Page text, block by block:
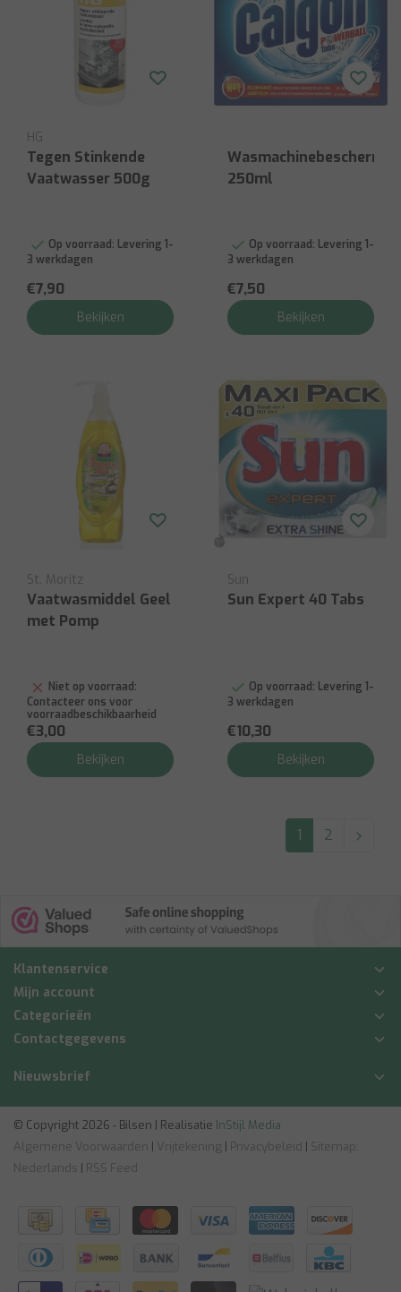
HG
Tegen Stinkende
Vaatwasser 500g
Op voorraad: Levering 1-
3 werkdagen
€7,90
Bekijken
250ml
Op voorraad: Levering 1-
3 werkdagen
€7,50
Bekijken
St. Moritz
Vaatwasmiddel Geel
met Pomp
Niet op voorraad:
Contacteer ons voor
voorraadbeschikbaarheid
€3,00
Bekijken
Sun
Sun Expert 40 Tabs
Op voorraad: Levering 1-
3 werkdagen
€10,30
Bekijken
1 2
Klantenservice
Mijn account
Categorieën
Contactgegevens
Nieuwsbrief
© Copyright 2026 - Bilsen | Realisatie InStijl Media
Algemene Voorwaarden | Vrijtekening | Privacybeleid | Sitemap:
Nederlands | RSS Feed